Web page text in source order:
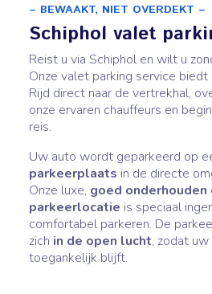
– BEWAAKT, NIET OVERDEKT –
Schiphol valet
Reist u via Schiphol en wilt u
Onze valet parking service
Rijd direct naar de vertrekhal,
onze ervaren chauffeurs en
reis.
Uw auto wordt geparkeerd op
parkeerplaats in de directe
Onze luxe, goed
parkeerlocatie is speciaal
comfortabel parkeren. De
zich in de open lucht, zodat
toegankelijk blijft.